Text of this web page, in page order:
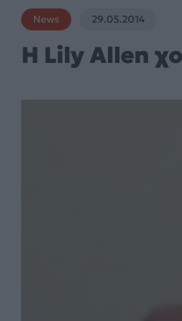
News 29.05.2014
H Lily Allen